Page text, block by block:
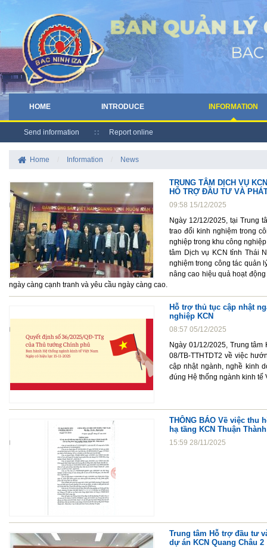
HOME INTRODUCE INFORMATION
Send information Report online
Home Information News
TRUNG TÂM DỊCH VỤ
HỖ TRỢ ĐẦU TƯ VÀ
09:58 15/12/2025
Ngày 12/12/2025, tại Trung
trao đổi kinh nghiệm trong
nghiệp trong khu công
tâm Dịch vụ KCN tỉnh Thái
nghiệm trong công tác quản
nâng cao hiệu quả hoạt
ngày càng cạnh tranh và yêu cầu ngày càng cao.
Hỗ trợ thủ tục cập nhật
nghiệp KCN
08:57 05/12/2025
Ngày 01/12/2025, Trung
08/TB-TTHTDT2 về việc
cập nhật ngành, nghề kinh
đúng Hệ thống ngành kinh tế
THÔNG BÁO Về việc thu
hạ tầng KCN Thuận
15:59 28/11/2025
Trung tâm Hỗ trợ đầu tư
dự án KCN Quang Châu 2